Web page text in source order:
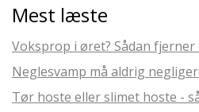
Mest læste
Voksprop i øret? Sådan
Neglesvamp må aldrig
Tør hoste eller slimet hoste -